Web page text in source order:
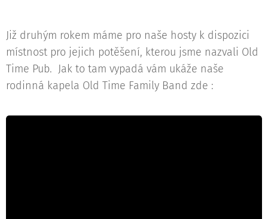
Již druhým rokem máme pro naše hosty k dispozici
místnost pro jejich potěšení, kterou jsme nazvali Old
Time Pub. Jak to tam vypadá vám ukáže naše
rodinná kapela Old Time Family Band zde :